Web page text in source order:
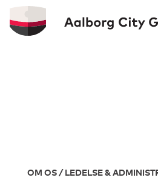
OM OS / LEDELSE &